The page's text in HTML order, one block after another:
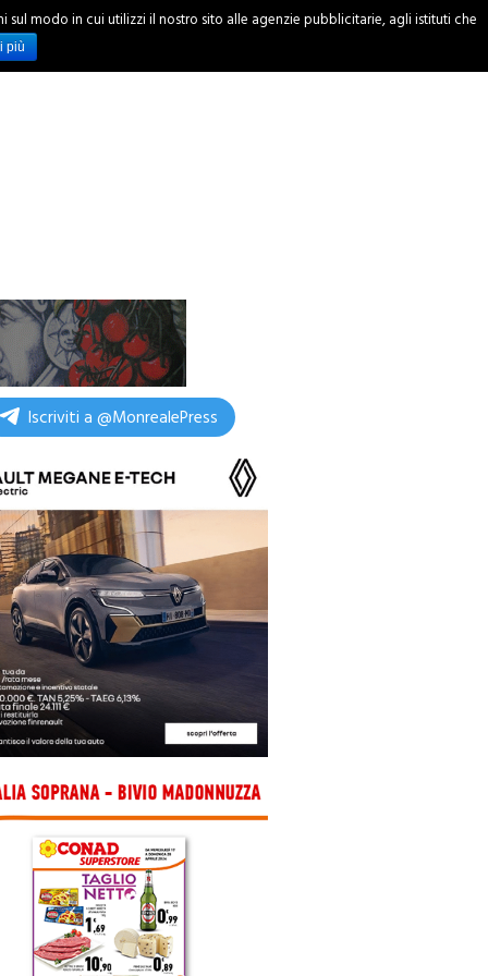
INCHIESTE
Iscriviti a @MonrealePress
modo in cui utilizzi il nostro sito alle agenzie pubblicitarie, agli istituti che
più